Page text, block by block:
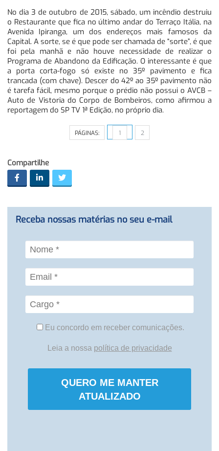
No dia 3 de outubro de 2015, sábado, um incêndio destruiu
o Restaurante que fica no último andar do Terraço Itália, na
Avenida Ipiranga, um dos endereços mais famosos da
Capital. A sorte, se é que pode ser chamada de “sorte”, é que
foi pela manhã e não houve necessidade de realizar o
Programa de Abandono da Edificação. O interessante é que
a porta corta-fogo só existe no 35º pavimento e fica
trancada (com chave). Descer do 42º ao 35º pavimento não
é tarefa fácil, mesmo porque o prédio não possui o AVCB –
Auto de Vistoria do Corpo de Bombeiros, como afirmou a
reportagem do SP TV 1ª Edição, no próprio dia.
PÁGINAS: 1 2
Compartilhe
Receba nossas matérias no seu e-mail
Eu concordo em receber comunicações.
Leia a nossa política de privacidade
QUERO ME MANTER
ATUALIZADO